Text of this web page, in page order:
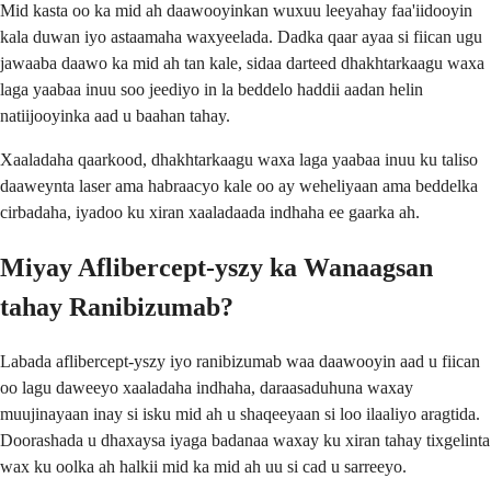
Mid kasta oo ka mid ah daawooyinkan wuxuu leeyahay faa'iidooyin
kala duwan iyo astaamaha waxyeelada. Dadka qaar ayaa si fiican ugu
jawaaba daawo ka mid ah tan kale, sidaa darteed dhakhtarkaagu waxa
laga yaabaa inuu soo jeediyo in la beddelo haddii aadan helin
natiijooyinka aad u baahan tahay.
Xaaladaha qaarkood, dhakhtarkaagu waxa laga yaabaa inuu ku taliso
daaweynta laser ama habraacyo kale oo ay weheliyaan ama beddelka
cirbadaha, iyadoo ku xiran xaaladaada indhaha ee gaarka ah.
Miyay Aflibercept-yszy ka Wanaagsan
tahay Ranibizumab?
Labada aflibercept-yszy iyo ranibizumab waa daawooyin aad u fiican
oo lagu daweeyo xaaladaha indhaha, daraasaduhuna waxay
muujinayaan inay si isku mid ah u shaqeeyaan si loo ilaaliyo aragtida.
Doorashada u dhaxaysa iyaga badanaa waxay ku xiran tahay tixgelinta
wax ku oolka ah halkii mid ka mid ah uu si cad u sarreeyo.